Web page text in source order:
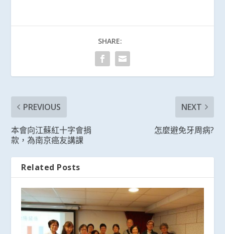
SHARE:
PREVIOUS
本會向江蘇紅十字會捐
款，為南京癌友講課
NEXT
怎麼避免牙周病?
Related Posts